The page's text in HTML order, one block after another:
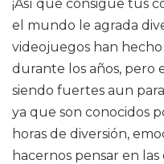
¡Así que consigue tus
el mundo le agrada
videojuegos han
durante los años, pero
siendo fuertes aun
ya que son conocidos
horas de diversión,
hacernos pensar en